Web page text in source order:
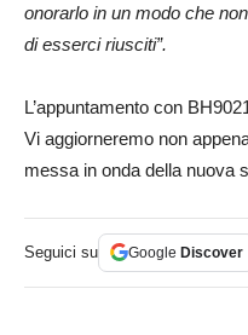
onorarlo in un modo che
di esserci riusciti”.
L’appuntamento con
Vi aggiorneremo non
messa in onda della nuova
Seguici su Google Discover